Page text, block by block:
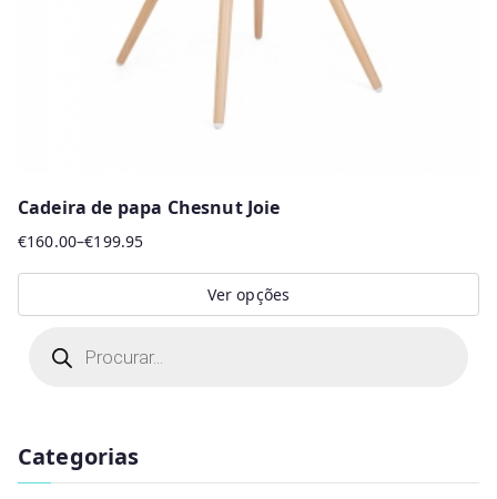
Cadeira de papa Chesnut Joie
€160.00–€199.95
Price
range:
€160.00
€199.95
Ver opções
product
variants.
The
s
s
Categorias